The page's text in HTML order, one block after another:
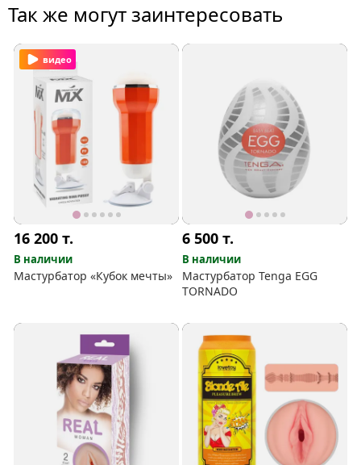
Так же могут заинтересовать
видео
16 200т.
В наличии
Мастурбатор «Кубок мечты»
6 500т.
В наличии
Мастурбатор Tenga EGG
TORNADO